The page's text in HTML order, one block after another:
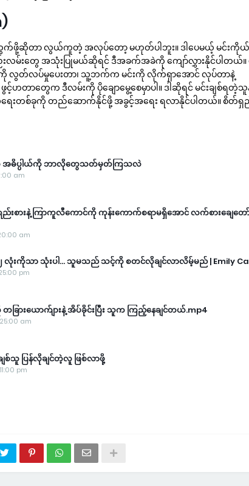
က်ဖို့ဆိုတာ လွယ်ကူတဲ့ အလုပ်တော့ မဟုတ်ပါဘူး။ ဒါပေမယ့် မင်းကိုယ်
လမ်းတွေ အသုံးပြုမယ်ဆိုရင် ဒီအခက်အခဲကို ကျော်လွှားနိုင်ပါတယ်။
လွတ်လပ်မှုပေးတာ၊ သူ့ဘက်က မင်းကို လိုက်ရှာအောင် လုပ်တာနဲ့
င့်ဟတာတွေက ဒီလမ်းကို ပိုချောမွေ့စေမှာပါ။ ဒါဆိုရင် မင်းချစ်ရတဲ့သူ
းတစ်ခုကို တည်ဆောက်နိုင်ဖို့ အခွင့်အရေး ရလာနိုင်ပါတယ်။ စိတ်ရှ
ဓိပ္ပါယ်ကို ဘာလိုတွေသတ်မှတ်ကြသလဲ
am
ည်းစားနဲ့ ကြာကူလီကောင်ကို ကုန်းကောက်စရာမရှိအောင် လက်စားချေတေ
am
လုံးကိုသာ သုံးပါ… သူမသည် သင့်ကို စတင်လိုချင်လာလိမ့်မည် | Emily
pm
ြားယောက်ျားနဲ့ အိပ်ခိုင်းပြီး သူက ကြည့်နေချင်တယ်.mp4
am
သူ ပြန်လိုချင်တဲ့လူ ဖြစ်လာဖို့
pm